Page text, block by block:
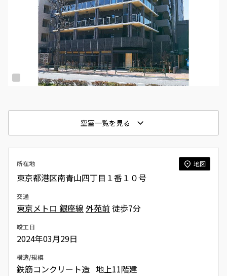
空室一覧を見る
所在地 地図
東京都港区南青山四丁目１番１０号
交通
東京メトロ 銀座線 外苑前徒歩7分
竣工日
2024年03月29日
構造/規模
鉄筋コンクリート造 地上11階建